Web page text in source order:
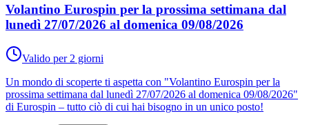
Volantino Eurospin per la prossima settimana dal
lunedì 27/07/2026 al domenica 09/08/2026
Valido per 2 giorni
Un mondo di scoperte ti aspetta con "Volantino Eurospin per la
prossima settimana dal lunedì 27/07/2026 al domenica 09/08/2026"
di Eurospin – tutto ciò di cui hai bisogno in un unico posto!